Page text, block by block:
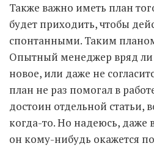
Также важно иметь план
будет приходить, чтобы
спонтанными. Таким
Опытный менеджер вряд ли
новое, или даже не
план не раз помогал в
достоин отдельной статьи,
когда-то. Но надеюсь, даже
он кому-нибудь окажется